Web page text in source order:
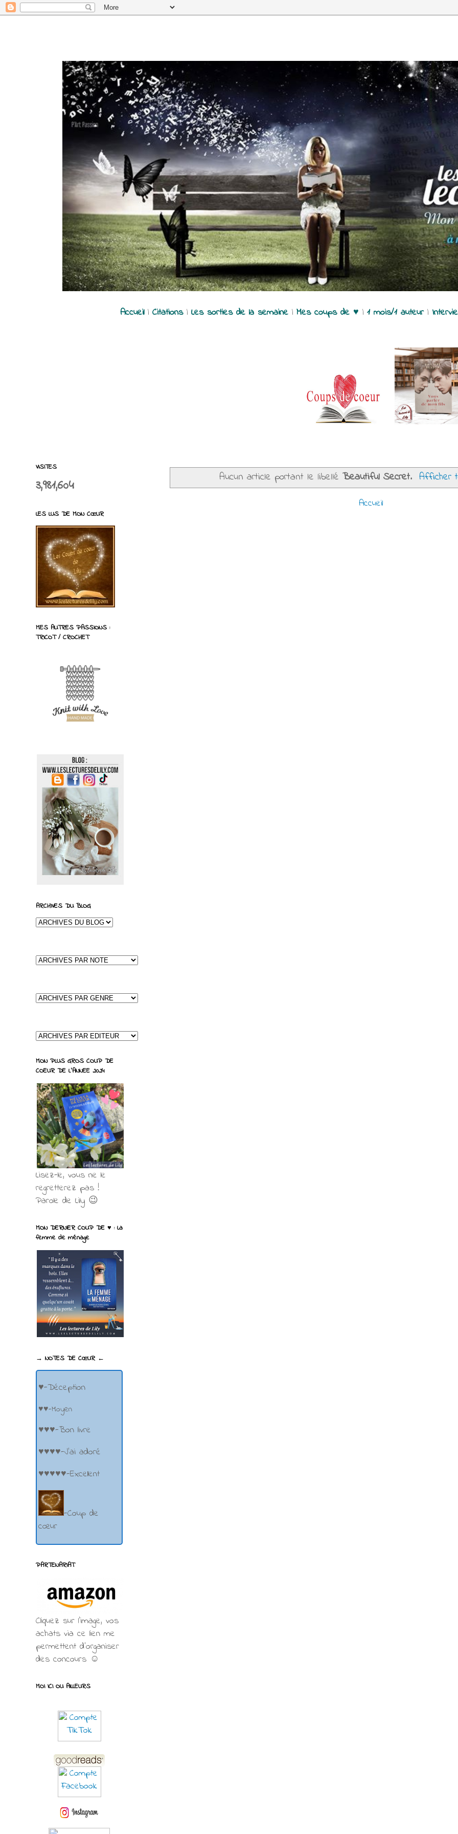
Accueil| Citations| Les sorties de la semaine| Mes coups de ♥ | 1 mois/1 auteur|
Aucun article portant le libellé Beautiful Secret. Afficher
Accueil
VISITES
3,981,604
LES LUS DE MON CŒUR
MES AUTRES PASSIONS :
TRICOT / CROCHET
ARCHIVES DU BLOG
MON PLUS GROS COUP DE
COEUR DE L'ANNEE 2024
Lisez-le, vous ne le
regretterez pas !
Parole de Lily 😉
MON DERNIER COUP DE ♥ : La
femme de ménage
→ NOTES DE CŒUR ←
♥-Déception
♥♥-Moyen
♥♥♥-Bon livre
♥♥♥♥-J'ai adoré
♥♥♥♥♥-Excellent
-Coup de
cœur
PARTENARIAT
Cliquez sur l'image, vos
achats via ce lien me
permettent d’organiser
des concours ☺
MOI ICI OU AILLEURS